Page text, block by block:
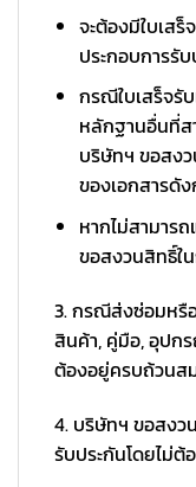
จะต้องมีใบเส
ประกอบการรั
กรณีใบเสร็จรั
หลักฐานอื่นที่ส
บริษัทฯ ขอสง
ของเอกสารดั
หากไม่สามาร
ขอสงวนสิทธิ์ใ
3. กรณีส่งซ่อมหรื
สินค้า, คู่มือ, อุปก
ต้องอยู่ครบถ้วน
4. บริษัทฯ ขอสงว
รับประกันโดยไม่ต้